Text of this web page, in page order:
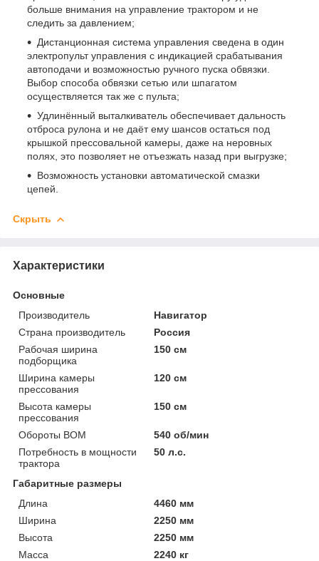
больше внимания на управление трактором и не
следить за давлением;
Дистанционная система управления сведена в один
электропульт управления с индикацией срабатывания
автоподачи и возможностью ручного пуска обвязки.
Выбор способа обвязки сетью или шпагатом
осуществляется так же с пульта;
Удлинённый выталкиватель обеспечивает дальность
отброса рулона и не даёт ему шансов остаться под
крышкой прессовальной камеры, даже на неровных
полях, это позволяет не отъезжать назад при выгрузке;
Возможность установки автоматической смазки
цепей.
Скрыть
Характеристики
Основные
Производитель
Навигатор
Страна производитель
Россия
Рабочая ширина
подборщика
150 см
Ширина камеры
прессования
120 см
Высота камеры
прессования
150 см
Обороты ВОМ
540 об/мин
Потребность в мощности
трактора
50 л.с.
Габаритные размеры
Длина
4460 мм
Ширина
2250 мм
Высота
2250 мм
Масса
2240 кг